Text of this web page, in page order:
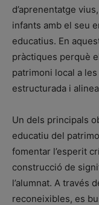
d’aprenentatge
infants amb el seu
educatius. En
pràctiques perquè
patrimoni local a les
estructurada i
Un dels principals
educatiu del
fomentar l’esperit
construcció de
l’alumnat. A través
reconeixibles, es